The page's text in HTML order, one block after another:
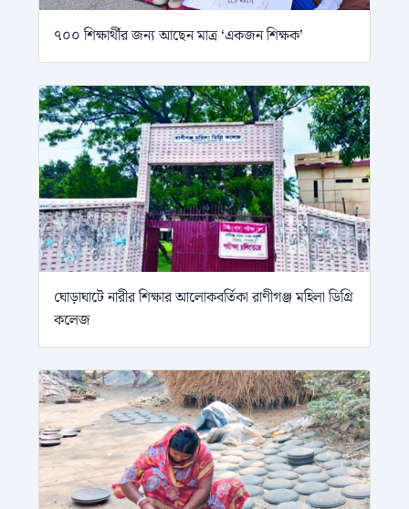
৭০০ শিক্ষার্থীর জন্য আছেন মাত্র ‘একজন শিক্ষক’
ঘোড়াঘাটে নারীর শিক্ষার আলোকবর্তিকা রাণীগঞ্জ মহিলা ডিগ্রি
কলেজ